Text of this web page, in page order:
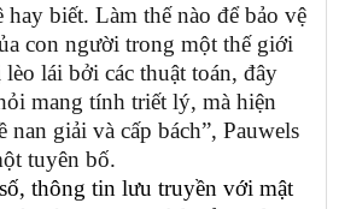
biết. Làm thế nào để bảo vệ
con người trong một thế giới
lái bởi các thuật toán, đây
mang tính triết lý, mà hiện
nan giải và cấp bách”, Pauwels
tuyên bố.
thông tin lưu truyền với mật